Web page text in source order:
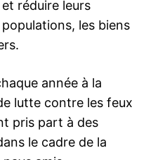
Trump pensait avoir MBS
donne
In "USA"